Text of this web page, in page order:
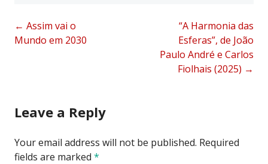
Post
navigation
← Assim vai o
Mundo em 2030
“A Harmonia das
Esferas”, de João
Paulo André e Carlos
Fiolhais (2025) →
Leave a Reply
Your email address will not be published. Required
fields are marked *